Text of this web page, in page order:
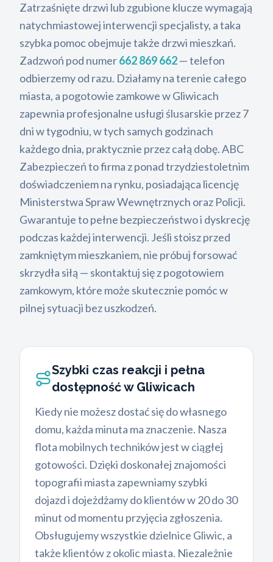
Zatrzaśnięte drzwi lub zgubione klucze wymagają
natychmiastowej interwencji specjalisty, a taka
szybka pomoc obejmuje także drzwi mieszkań.
Zadzwoń pod numer662 869 662— telefon
odbierzemy od razu. Działamy na terenie całego
miasta, a pogotowie zamkowe w Gliwicach
zapewnia profesjonalne usługi ślusarskie przez 7
dni w tygodniu, w tych samych godzinach
każdego dnia, praktycznie przez całą dobę. ABC
Zabezpieczeń to firma z ponad trzydziestoletnim
doświadczeniem na rynku, posiadająca licencję
Ministerstwa Spraw Wewnętrznych oraz Policji.
Gwarantuje to pełne bezpieczeństwo i dyskrecję
podczas każdej interwencji. Jeśli stoisz przed
zamkniętym mieszkaniem, nie próbuj forsować
skrzydła siłą — skontaktuj się z pogotowiem
zamkowym, które może skutecznie pomóc w
pilnej sytuacji bez uszkodzeń.
Szybki czas reakcji i pełna
dostępność w Gliwicach
Kiedy nie możesz dostać się do własnego
domu, każda minuta ma znaczenie. Nasza
flota mobilnych techników jest w ciągłej
gotowości. Dzięki doskonałej znajomości
topografii miasta zapewniamy szybki
dojazd i dojeżdżamy do klientów w 20 do 30
minut od momentu przyjęcia zgłoszenia.
Obsługujemy wszystkie dzielnice Gliwic, a
także klientów z okolic miasta. Niezależnie